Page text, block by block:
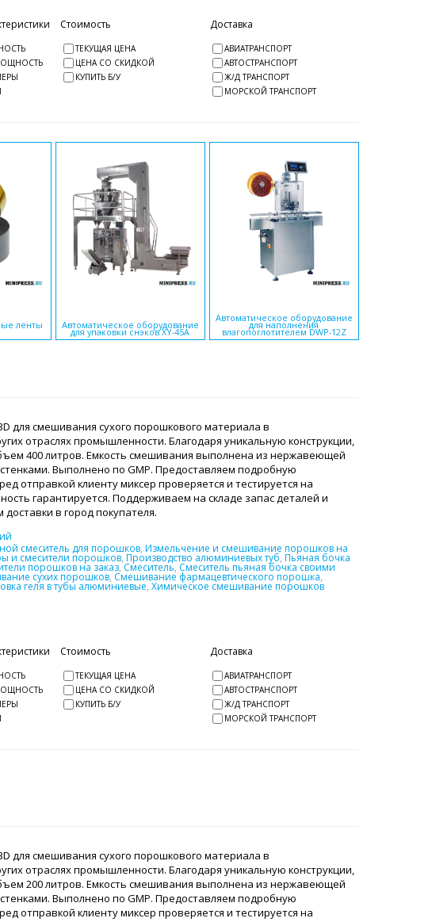
Стоимость
ТЕКУЩАЯ ЦЕНА
ЦЕНА СО СКИДКОЙ
КУПИТЬ Б/У
Доставка
АВИАТРАНСПОРТ
АВТОСТРАНСПОРТ
Ж/Д ТРАНСПОРТ
МОРСКОЙ ТРАНСПОРТ
ленты Автоматическое оборудование
для упаковки снэков XY-45A
Автоматическое оборудование
для наполнения
влагопоглотителем DWP-12Z
для смешивания сухого порошкового материала в
отраслях промышленности. Благодаря уникальную конструкции,
400 литров. Емкость смешивания выполнена из нержавеющей
Выполнено по GMP. Предоставляем подробную
отправкой клиенту миксер проверяется и тестируется на
гарантируется. Поддерживаем на складе запас деталей и
в город покупателя.
смеситель для порошков, Измельчение и смешивание порошков на
и смесители порошков, Производство алюминиевых туб, Пьяная бочка
порошков на заказ,Смеситель, Смеситель пьяная бочка своими
сухих порошков, Смешивание фармацевтического порошка,
геля в тубы алюминиевые, Химическое смешивание порошков
Стоимость
ТЕКУЩАЯ ЦЕНА
ЦЕНА СО СКИДКОЙ
КУПИТЬ Б/У
Доставка
АВИАТРАНСПОРТ
АВТОСТРАНСПОРТ
Ж/Д ТРАНСПОРТ
МОРСКОЙ ТРАНСПОРТ
для смешивания сухого порошкового материала в
отраслях промышленности. Благодаря уникальную конструкции,
200 литров. Емкость смешивания выполнена из нержавеющей
Выполнено по GMP. Предоставляем подробную
отправкой клиенту миксер проверяется и тестируется на